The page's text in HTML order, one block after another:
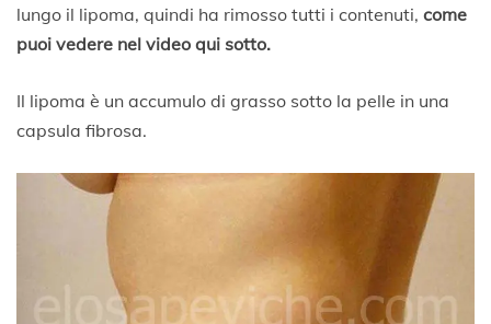
lungo il lipoma, quindi ha rimosso tutti i contenuti, come
puoi vedere nel video qui sotto.
Il lipoma è un accumulo di grasso sotto la pelle in una
capsula fibrosa.